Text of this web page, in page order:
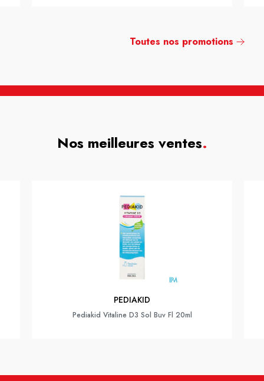
Toutes nos promotions
Nos meilleures ventes.
PEDIAKID
Pediakid Vitaline D3 Sol Buv Fl 20ml